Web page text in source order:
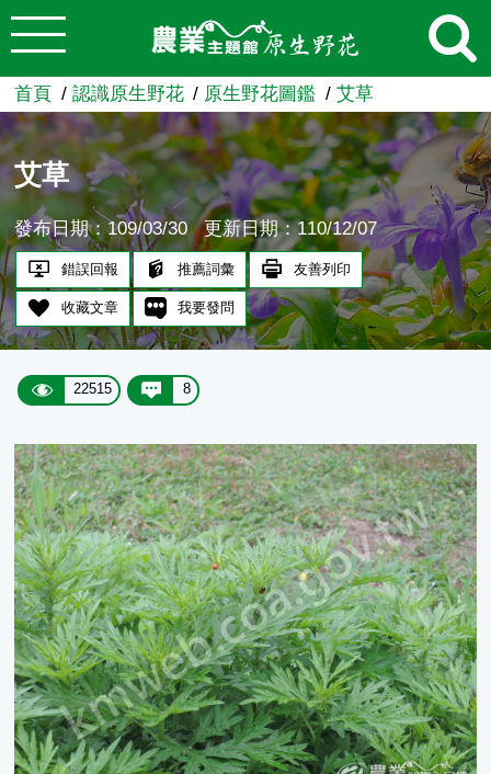
跳到主要內容
農業知識入口網
首頁 認識原生野花 原生野花圖鑑 艾草
艾草
發布日期：109/03/30 更新日期：110/12/07
錯誤回報 推薦詞彙 友善列印
收藏文章 我要發問
22515 8